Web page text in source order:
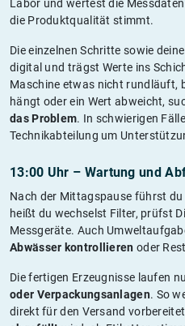
Labor und wertest die
die Produktqualität stimmt.
Die einzelnen Schritte sowie deine
digital und trägst Werte ins
Maschine etwas nicht rundläuft,
hängt oder ein Wert abweicht,
das Problem. In schwierigen
Technikabteilung um
13:00 Uhr – Wartung und
Nach der Mittagspause führst du
heißt du wechselst Filter, prüfst
Messgeräte. Auch
Abwässer kontrollieren oder
Die fertigen Erzeugnisse laufen
oder Verpackungsanlagen. So
direkt für den Versand